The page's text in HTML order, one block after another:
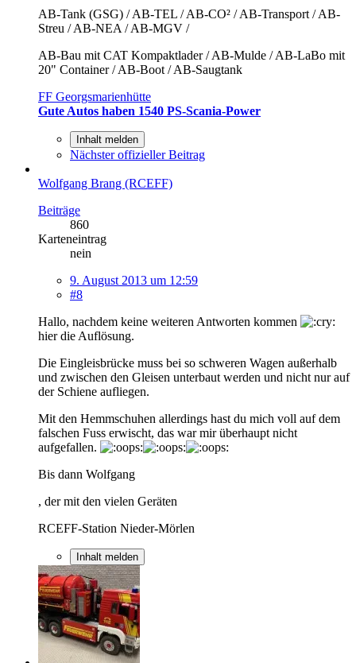
AB-Tank (GSG) / AB-TEL / AB-CO² / AB-Transport / AB-
Streu / AB-NEA / AB-MGV /
AB-Bau mit CAT Kompaktlader / AB-Mulde / AB-LaBo mit
20" Container / AB-Boot / AB-Saugtank
FF Georgsmarienhütte
Gute Autos haben 1540 PS-Scania-Power
Inhalt melden
Nächster offizieller Beitrag
Wolfgang Brang (RCEFF)
Beiträge
860
Karteneintrag
nein
9. August 2013 um 12:59
#8
Hallo, nachdem keine weiteren Antworten kommen
hier die Auflösung.
Die Eingleisbrücke muss bei so schweren Wagen außerhalb
und zwischen den Gleisen unterbaut werden und nicht nur auf
der Schiene aufliegen.
Mit den Hemmschuhen allerdings hast du mich voll auf dem
falschen Fuss erwischt, das war mir überhaupt nicht
aufgefallen.
Bis dann Wolfgang
, der mit den vielen Geräten
RCEFF-Station Nieder-Mörlen
Inhalt melden